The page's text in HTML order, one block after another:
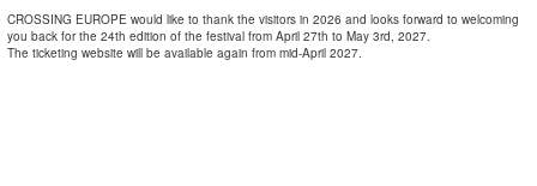
CROSSING EUROPE would like to thank the visitors in 2026 and looks forward to welcoming
you back for the 24th edition of the festival from April 27th to May 3rd, 2027.
The ticketing website will be available again from mid-April 2027.